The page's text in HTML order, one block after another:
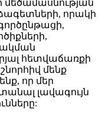
մեծամասնության
որակի
հետվաճառքի
մենք
որ մեր
լավագույն